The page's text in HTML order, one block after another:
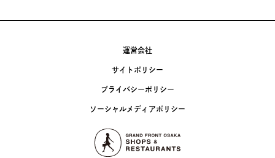
運営会社
サイトポリシー
プライバシーポリシー
ソーシャルメディアポリシー